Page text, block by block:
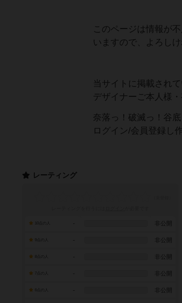
このページは情報が
いますので、よろし
当サイトに掲載され
デザイナーご本人様
奈落っ！破滅っ！谷
ログイン/会員登録し
レーティング
- 非公開
- 非公開
- 非公開
7点の人 - 非公開
- 非公開